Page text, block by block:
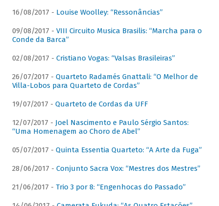
16/08/2017 - Louise Woolley: “Ressonâncias”
09/08/2017 - VIII Circuito Musica Brasilis: “Marcha para o
Conde da Barca”
02/08/2017 - Cristiano Vogas: “Valsas Brasileiras”
26/07/2017 - Quarteto Radamés Gnattali: “O Melhor de
Villa-Lobos para Quarteto de Cordas”
19/07/2017 - Quarteto de Cordas da UFF
12/07/2017 - Joel Nascimento e Paulo Sérgio Santos:
“Uma Homenagem ao Choro de Abel”
05/07/2017 - Quinta Essentia Quarteto: “A Arte da Fuga”
28/06/2017 - Conjunto Sacra Vox: “Mestres dos Mestres”
21/06/2017 - Trio 3 por 8: “Engenhocas do Passado”